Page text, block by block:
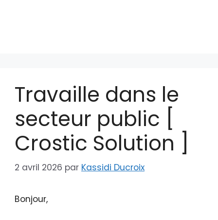
Travaille dans le
secteur public [
Crostic Solution ]
2 avril 2026 par Kassidi Ducroix
Bonjour,